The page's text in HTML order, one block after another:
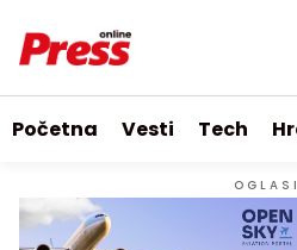
Početna Vesti Tech
OGLASI